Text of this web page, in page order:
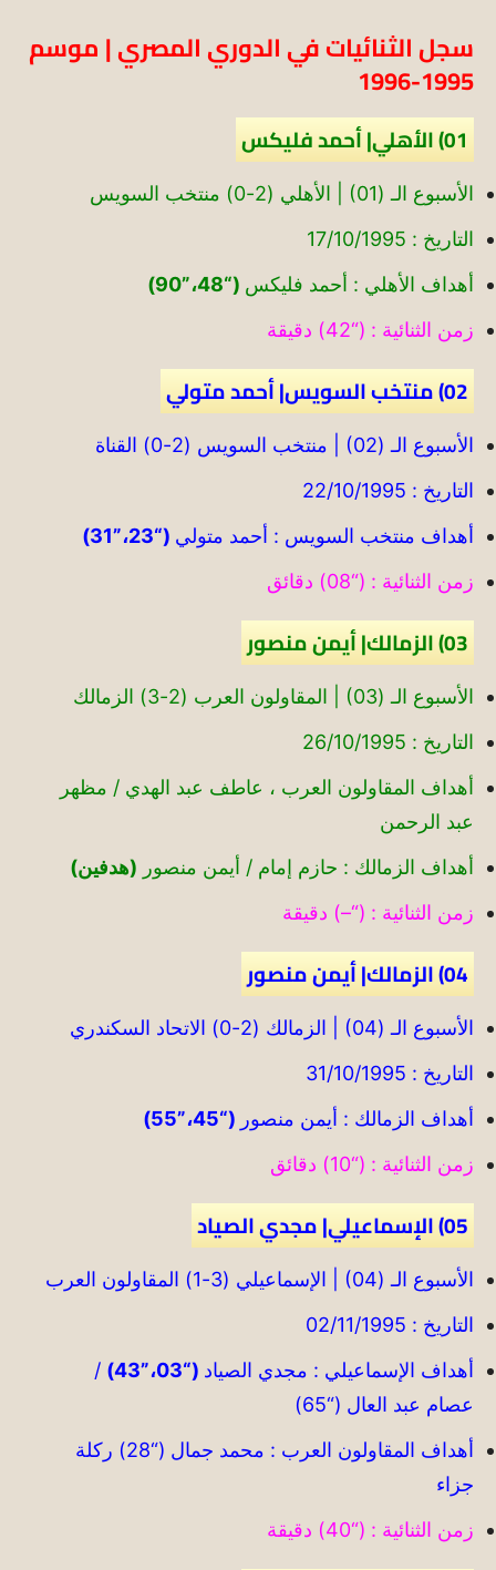
سجل الثنائيات في الدوري المصري | موسم
1995-1996
01) الأهلي| أحمد فليكس
الأسبوع الـ (01) | الأهلي (2-0) منتخب السويس
التاريخ : 17/10/1995
أهداف الأهلي : أحمد فليكس (“48،”90)
زمن الثنائية : (“42) دقيقة
02) منتخب السويس| أحمد متولي
الأسبوع الـ (02) | منتخب السويس (2-0) القناة
التاريخ : 22/10/1995
أهداف منتخب السويس : أحمد متولي (“23،”31)
زمن الثنائية : (“08) دقائق
03) الزمالك| أيمن منصور
الأسبوع الـ (03) | المقاولون العرب (2-3) الزمالك
التاريخ : 26/10/1995
أهداف المقاولون العرب ، عاطف عبد الهدي / مظهر
عبد الرحمن
أهداف الزمالك : حازم إمام / أيمن منصور (هدفين)
زمن الثنائية : (“–) دقيقة
04) الزمالك| أيمن منصور
الأسبوع الـ (04) | الزمالك (2-0) الاتحاد السكندري
التاريخ : 31/10/1995
أهداف الزمالك : أيمن منصور (“45،”55)
زمن الثنائية : (“10) دقائق
05) الإسماعيلي| مجدي الصياد
الأسبوع الـ (04) | الإسماعيلي (3-1) المقاولون العرب
التاريخ : 02/11/1995
أهداف الإسماعيلي : مجدي الصياد (“03،”43)
/
عصام عبد العال (“65)
أهداف المقاولون العرب : محمد جمال (“28) ركلة
جزاء
زمن الثنائية : (“40) دقيقة